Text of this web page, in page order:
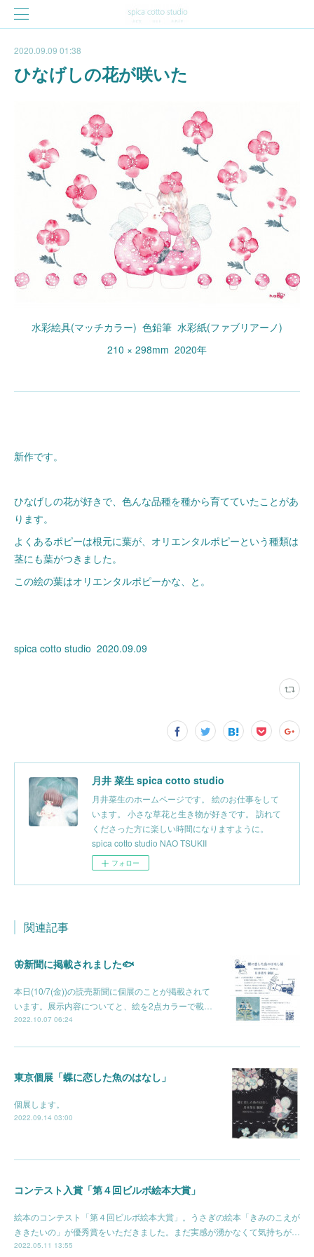
2020.09.09 01:38
ひなげしの花が咲いた
水彩絵具(マッチカラー) 色鉛筆 水彩紙(ファブリアーノ)
210 × 298mm 2020年
新作です。
ひなげしの花が好きで、色んな品種を種から育てていたことがあ
ります。
よくあるポピーは根元に葉が、オリエンタルポピーという種類は
茎にも葉がつきました。
この絵の葉はオリエンタルポピーかな、と。
spica cotto studio 2020.09.09
月井 菜生 spica cotto studio
月井菜生のホームページです。 絵のお仕事をして
います。 小さな草花と生き物が好きです。 訪れて
くださった方に楽しい時間になりますように。
spica cotto studio NAO TSUKII
フォロー
関連記事
🦋新聞に掲載されました🐟
本日(10/7(金))の読売新聞に個展のことが掲載されて
います。展示内容についてと、絵を2点カラーで載…
2022.10.07 06:24
東京個展「蝶に恋した魚のはなし」
個展します。
2022.09.14 03:00
コンテスト入賞「第４回ビルボ絵本大賞」
絵本のコンテスト「第４回ビルボ絵本大賞」。うさぎの絵本「きみのこえが
ききたいの」が優秀賞をいただきました。まだ実感が湧かなくて気持ちが…
2022.05.11 13:55